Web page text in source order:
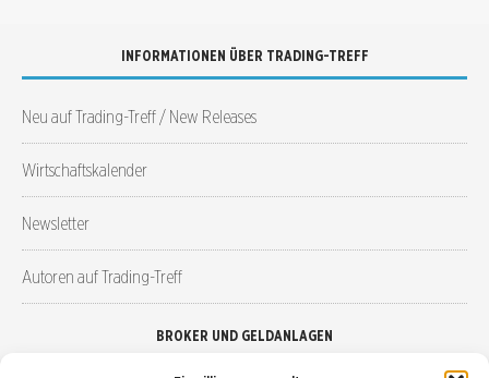
INFORMATIONEN ÜBER TRADING-TREFF
Neu auf Trading-Treff / New Releases
Wirtschaftskalender
Newsletter
Autoren auf Trading-Treff
BROKER UND GELDANLAGEN